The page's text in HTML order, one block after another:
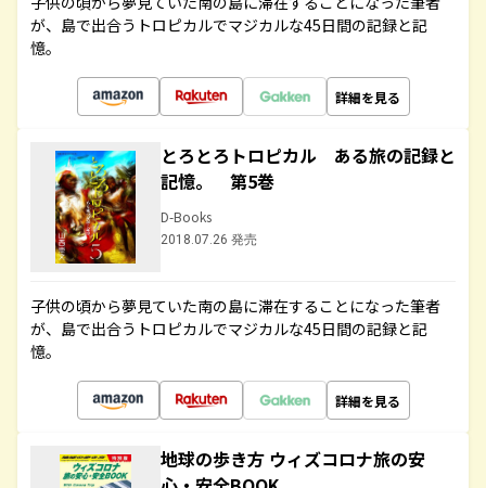
が、島で出合うトロピカルでマジカルな45日間の記録と記
憶。
詳細を見る
とろとろトロピカル ある旅の記録と
記憶。 第5巻
D-Books
2018.07.26 発売
子供の頃から夢見ていた南の島に滞在することになった筆者
が、島で出合うトロピカルでマジカルな45日間の記録と記
憶。
詳細を見る
地球の歩き方 ウィズコロナ旅の安